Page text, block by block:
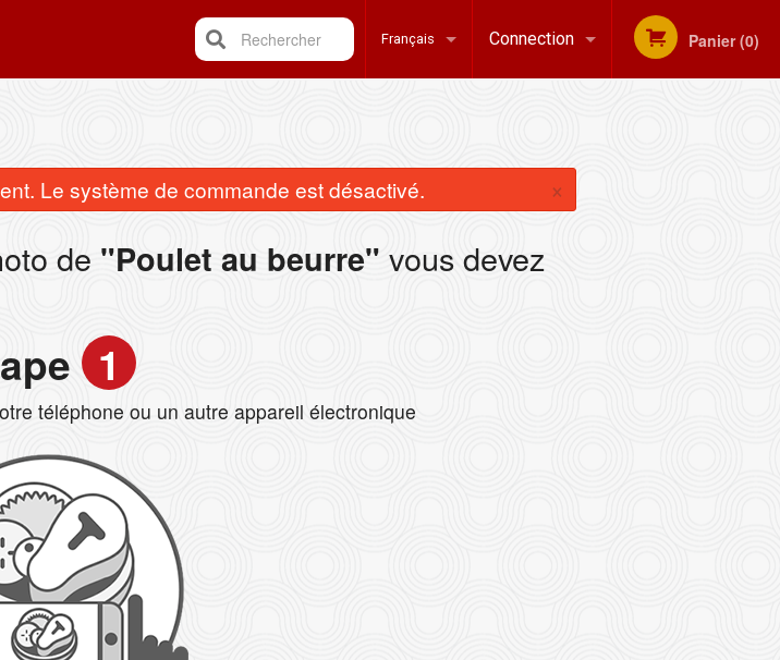
Français
English
Connection Panier (0)
Rechercher
Le système de commande est désactivé. ×
de "Poulet au beurre" vous devez
1
téléphone ou un autre appareil électronique